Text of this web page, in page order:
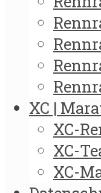
XC |
XC-
XC-
XC-